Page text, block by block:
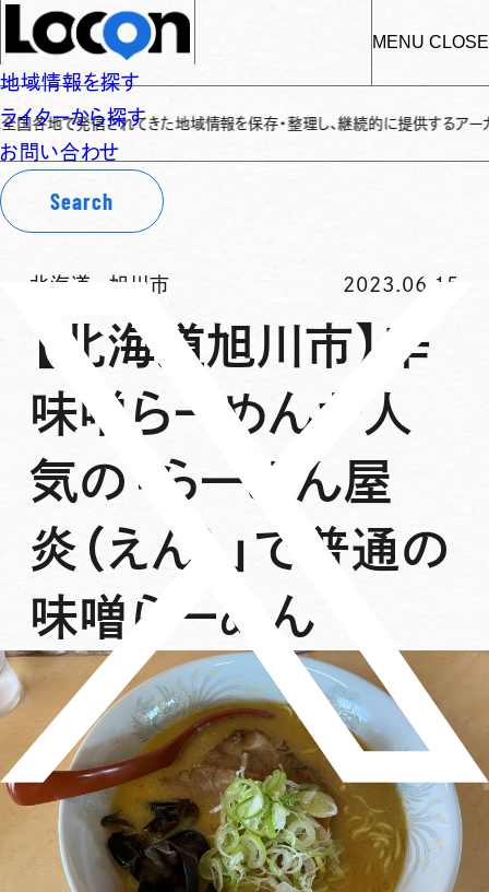
MENU CLOSE
地域情報を探す
ライターから探す
お問い合わせ
Search
信されてきた地域情報を保存・整理し、継続的に提供するアーカイブサイト
北海道 -旭川市 2023.06.15
【北海道旭川市】辛
味噌らーめんが人
気の「らーめん屋
炎（えん）」で普通の
味噌らーめん